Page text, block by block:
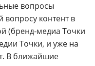
вопросы
вопросу контент в
(бренд-медиа Точки
Точки, и уже на
В ближайшие